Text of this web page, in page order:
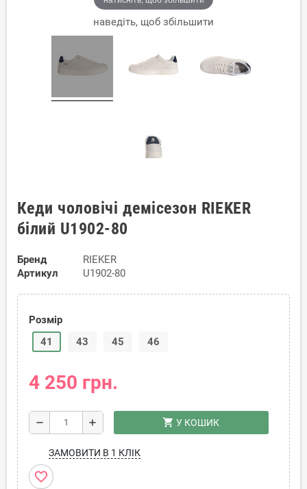
наведіть, щоб збільшити
Кеди чоловічі демісезон RIEKER
білий U1902-80
Бренд
RIEKER
Артикул
U1902-80
Розмір
41
43 45 46
4 250 грн.
remove add shopping_cart У КОШИК
ЗАМОВИТИ В 1 КЛІК
favorite_border